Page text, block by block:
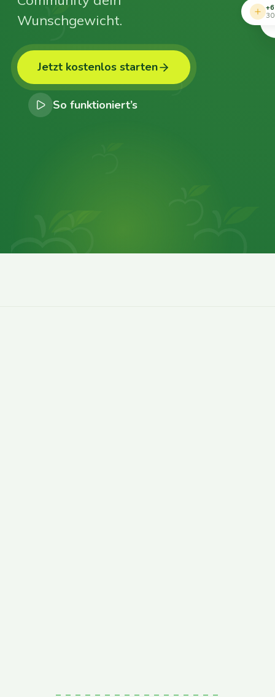
Wunschgewicht.
Jetzt kostenlos starten
So funktioniert’s